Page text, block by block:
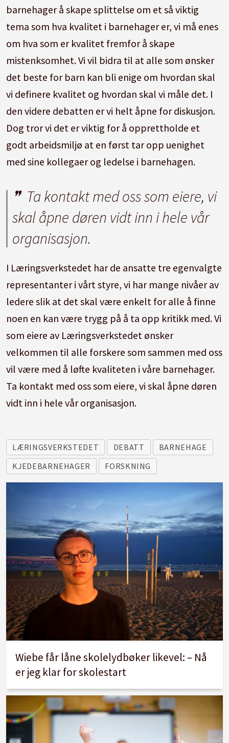
barnehager å skape splittelse om et så viktig
tema som hva kvalitet i barnehager er, vi må enes
om hva som er kvalitet fremfor å skape
mistenksomhet. Vi vil bidra til at alle som ønsker
det beste for barn kan bli enige om hvordan skal
vi definere kvalitet og hvordan skal vi måle det. I
den videre debatten er vi helt åpne for diskusjon.
Dog tror vi det er viktig for å opprettholde et
godt arbeidsmiljø at en først tar opp uenighet
med sine kollegaer og ledelse i barnehagen.
Ta kontakt med oss som eiere, vi
skal åpne døren vidt inn i hele vår
organisasjon.
I Læringsverkstedet har de ansatte tre egenvalgte
representanter i vårt styre, vi har mange nivåer av
ledere slik at det skal være enkelt for alle å finne
noen en kan være trygg på å ta opp kritikk med. Vi
som eiere av Læringsverkstedet ønsker
velkommen til alle forskere som sammen med oss
vil være med å løfte kvaliteten i våre barnehager.
Ta kontakt med oss som eiere, vi skal åpne døren
vidt inn i hele vår organisasjon.
LÆRINGSVERKSTEDET DEBATT
BARNEHAGE
KJEDEBARNEHAGER
FORSKNING
Wiebe får låne skolelydbøker likevel: – Nå
er jeg klar for skolestart